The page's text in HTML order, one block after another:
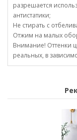
разрешается
антистатики;
Не стирать с
Отжим на малых
Внимание! Оттенки
реальных, в